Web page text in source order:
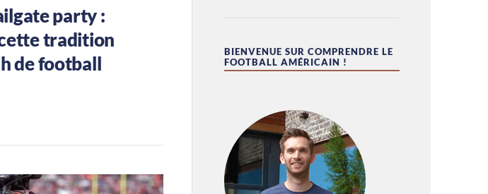
party :
tradition
de football
BIENVENUE SUR COMPRENDRE LE
FOOTBALL AMÉRICAIN !